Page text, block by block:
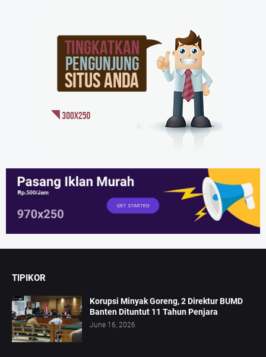
TIPIKOR
Korupsi Minyak Goreng, 2 Direktur BUMD
Banten Dituntut 11 Tahun Penjara
June 16, 2026